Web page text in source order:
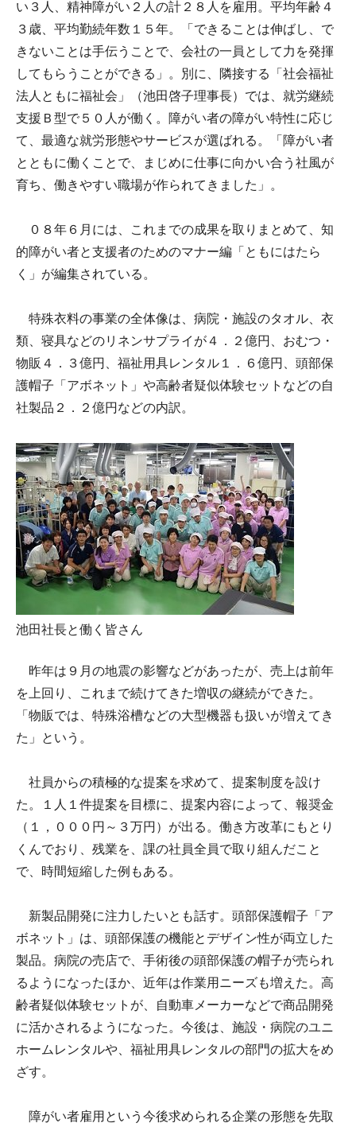
い３人、精神障がい２人の計２８人を雇用。平均年齢４
３歳、平均勤続年数１５年。「できることは伸ばし、で
きないことは手伝うことで、会社の一員として力を発揮
してもらうことができる」。別に、隣接する「社会福祉
法人ともに福祉会」（池田啓子理事長）では、就労継続
支援Ｂ型で５０人が働く。障がい者の障がい特性に応じ
て、最適な就労形態やサービスが選ばれる。「障がい者
とともに働くことで、まじめに仕事に向かい合う社風が
育ち、働きやすい職場が作られてきました」。
０８年６月には、これまでの成果を取りまとめて、知
的障がい者と支援者のためのマナー編「ともにはたら
く」が編集されている。
特殊衣料の事業の全体像は、病院・施設のタオル、衣
類、寝具などのリネンサプライが４．２億円、おむつ・
物販４．３億円、福祉用具レンタル１．６億円、頭部保
護帽子「アボネット」や高齢者疑似体験セットなどの自
社製品２．２億円などの内訳。
池田社長と働く皆さん
昨年は９月の地震の影響などがあったが、売上は前年
を上回り、これまで続けてきた増収の継続ができた。
「物販では、特殊浴槽などの大型機器も扱いが増えてき
た」という。
社員からの積極的な提案を求めて、提案制度を設け
た。１人１件提案を目標に、提案内容によって、報奨金
（１，０００円～３万円）が出る。働き方改革にもとり
くんでおり、残業を、課の社員全員で取り組んだこと
で、時間短縮した例もある。
新製品開発に注力したいとも話す。頭部保護帽子「ア
ボネット」は、頭部保護の機能とデザイン性が両立した
製品。病院の売店で、手術後の頭部保護の帽子が売られ
るようになったほか、近年は作業用ニーズも増えた。高
齢者疑似体験セットが、自動車メーカーなどで商品開発
に活かされるようになった。今後は、施設・病院のユニ
ホームレンタルや、福祉用具レンタルの部門の拡大をめ
ざす。
障がい者雇用という今後求められる企業の形態を先取